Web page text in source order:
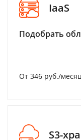
IaaS
Подобрать
От 346 руб./
S3-